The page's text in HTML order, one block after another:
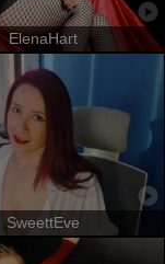
ElenaHart
SweettEve